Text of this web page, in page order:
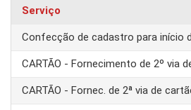
Serviço
Confecção de cadastro para início
CARTÃO - Fornecimento de 2º via
CARTÃO - Fornec. de 2ª via de